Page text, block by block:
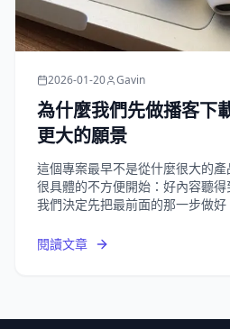
2026-01-20 Gavin
為什麼我們先做播客下
更大的願景
這個專案最早不是從什麼很大的
很具體的不方便開始：好內容聽
我們決定先把最前面的那一步做好
閱讀文章